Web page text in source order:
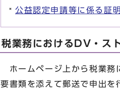
公益認定申請等に係る証明
税業務におけるDV・ス
ホームページ上から税業務
要書類を添えて郵送で申出を